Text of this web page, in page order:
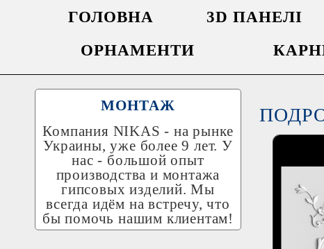
ГОЛОВНА 3D ПАНЕЛІ
ОРНАМЕНТИ
МОНТАЖ
Компания NIKAS - на рынке
Украины, уже более 9 лет. У
нас - большой опыт
производства и монтажа
гипсовых изделий. Мы
всегда идём на встречу, что
бы помочь нашим клиентам!